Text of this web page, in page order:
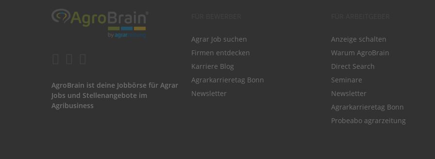
AgroBrain ist deine Jobbörse für Agrar
Jobs und Stellenangebote im
Agribusiness
Agrar Job suchen
Firmen entdecken
Karriere Blog
Agrarkarrieretag Bonn
Newsletter
Anzeige schalten
Warum AgroBrain
Direct Search
Seminare
Newsletter
Agrarkarrieretag Bonn
Probeabo agrarzeitung